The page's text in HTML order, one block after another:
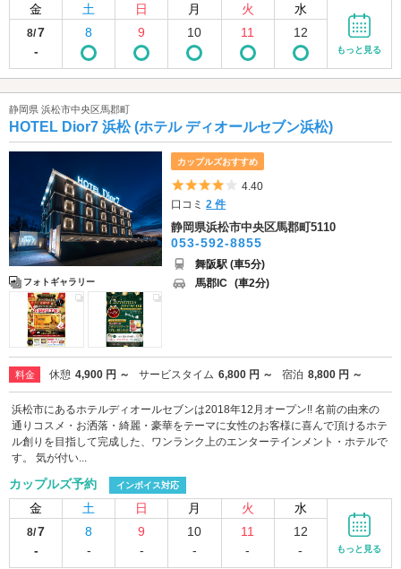
金
土 日 月 火 水
8/7
-
8 9 10 11 12
もっと見る
静岡県 浜松市中央区馬郡町
HOTEL Dior7 浜松 (ホテル ディオールセブン浜松)
フォトギャラリー
カップルズおすすめ
5つ星のうち4
4.40
口コミ2 件
静岡県浜松市中央区馬郡町5110
053-592-8855
舞阪駅 (車5分)
馬郡IC (車2分)
料金 休憩 4,900 円 ～ サービスタイム 6,800 円 ～ 宿泊 8,800 円 ～
浜松市にあるホテルディオールセブンは2018年12月オープン!! 名前の由来の
通りコスメ・お洒落・綺麗・豪華をテーマに女性のお客様に喜んで頂けるホテ
ル創りを目指して完成した、ワンランク上のエンターテインメント・ホテルで
す。 気が付い...
カップルズ予約 インボイス対応
金 土 日 月 火 水
8/7
-
8
-
9
-
10
-
11
-
12
-
もっと見る